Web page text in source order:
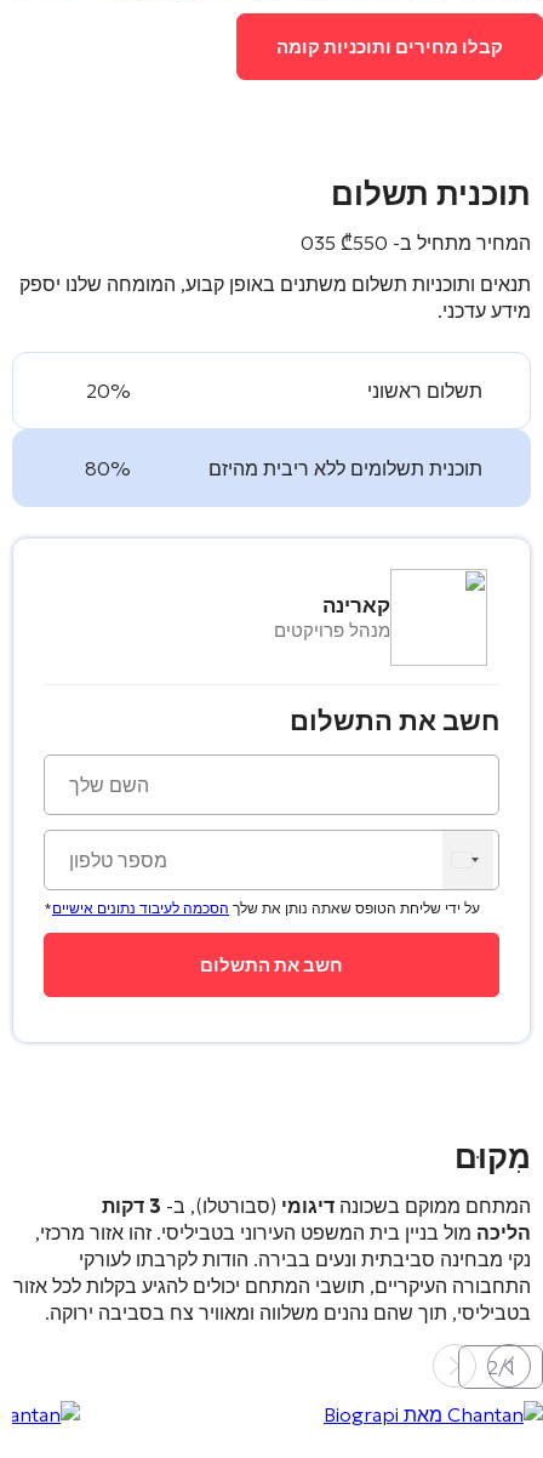
קבלו מחירים ותוכניות קומה
תוכנית תשלום
המחיר מתחיל ב- ₾550 035
תנאים ותוכניות תשלום משתנים באופן קבוע, המומחה שלנו יספק
מידע עדכני.
תשלום ראשוני 20%
תוכנית תשלומים ללא ריבית מהיזם 80%
קארינה
מנהל פרויקטים
חשב את התשלום
*על ידי שליחת הטופס שאתה נותן את שלך הסכמה לעיבוד נתונים אישיים
מִקוּם
המתחם ממוקם בשכונה דיגומי (סבורטלו), ב-
3 דקות
הליכה מול בניין בית המשפט העירוני בטביליסי. זהו אזור מרכזי,
נקי מבחינה סביבתית ונעים בבירה. הודות לקרבתו לעורקי
התחבורה העיקריים, תושבי המתחם יכולים להגיע בקלות לכל אזור
בטביליסי, תוך שהם נהנים משלווה ומאוויר צח בסביבה ירוקה.
1
/
2